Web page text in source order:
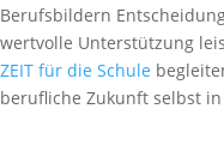
Berufsbildern
wertvolle Unterstützung
ZEIT für die Schule
berufliche Zukunft selbst